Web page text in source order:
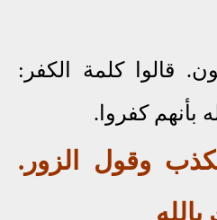
قالوا كلمة الكفر:
بأنهم كفروا.
وقول الزور .